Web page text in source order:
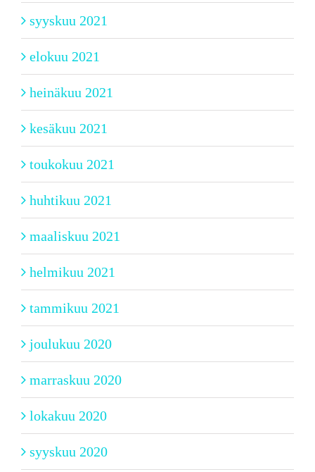
syyskuu 2021
elokuu 2021
heinäkuu 2021
kesäkuu 2021
toukokuu 2021
huhtikuu 2021
maaliskuu 2021
helmikuu 2021
tammikuu 2021
joulukuu 2020
marraskuu 2020
lokakuu 2020
syyskuu 2020